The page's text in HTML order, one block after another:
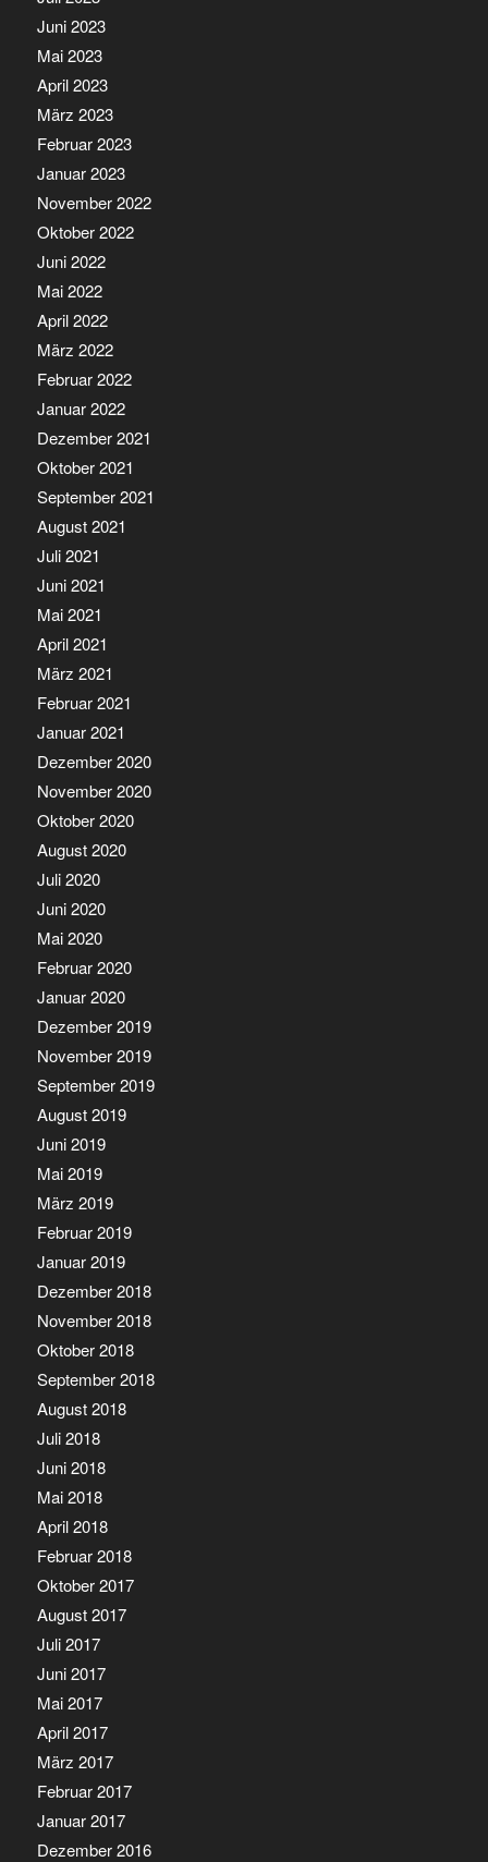
Juni 2023
Mai 2023
April 2023
März 2023
Februar 2023
Januar 2023
November 2022
Oktober 2022
Juni 2022
Mai 2022
April 2022
März 2022
Februar 2022
Januar 2022
Dezember 2021
Oktober 2021
September 2021
August 2021
Juli 2021
Juni 2021
Mai 2021
April 2021
März 2021
Februar 2021
Januar 2021
Dezember 2020
November 2020
Oktober 2020
August 2020
Juli 2020
Juni 2020
Mai 2020
Februar 2020
Januar 2020
Dezember 2019
November 2019
September 2019
August 2019
Juni 2019
Mai 2019
März 2019
Februar 2019
Januar 2019
Dezember 2018
November 2018
Oktober 2018
September 2018
August 2018
Juli 2018
Juni 2018
Mai 2018
April 2018
Februar 2018
Oktober 2017
August 2017
Juli 2017
Juni 2017
Mai 2017
April 2017
März 2017
Februar 2017
Januar 2017
Dezember 2016